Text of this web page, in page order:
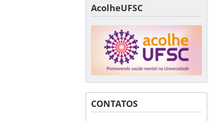
AcolheUFSC
CONTATOS